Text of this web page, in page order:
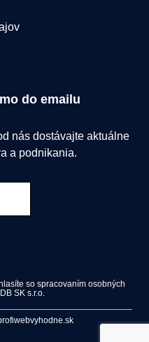
do emailu
nás dostávajte aktuálne
a podnikania.
so spracovaním osobných
SK s.r.o.